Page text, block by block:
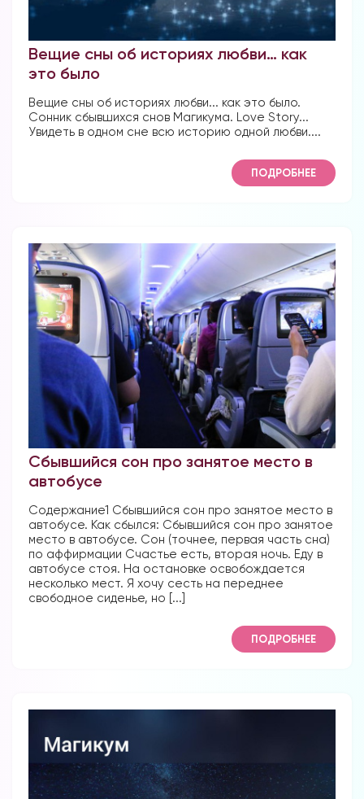
Вещие сны об историях любви… как
это было
Вещие сны об историях любви... как это было.
Сонник сбывшихся снов Магикума. Love Story...
Увидеть в одном сне всю историю одной любви....
ПОДРОБНЕЕ
Сбывшийся сон про занятое место в
автобусе
Содержание1 Сбывшийся сон про занятое место в
автобусе. Как сбылся: Сбывшийся сон про занятое
место в автобусе. Сон (точнее, первая часть сна)
по аффирмации Счастье есть, вторая ночь. Еду в
автобусе стоя. На остановке освобождается
несколько мест. Я хочу сесть на переднее
свободное сиденье, но [...]
ПОДРОБНЕЕ